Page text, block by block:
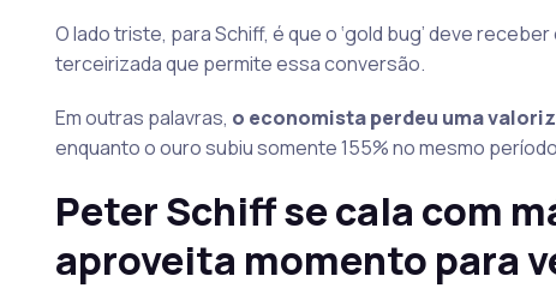
O lado triste, para Schiff, é que o ‘gold bug’ deve
terceirizada que permite essa conversão.
Em outras palavras, o economista perdeu uma
enquanto o ouro subiu somente 155% no mesmo
Peter Schiff se cala com
aproveita momento para